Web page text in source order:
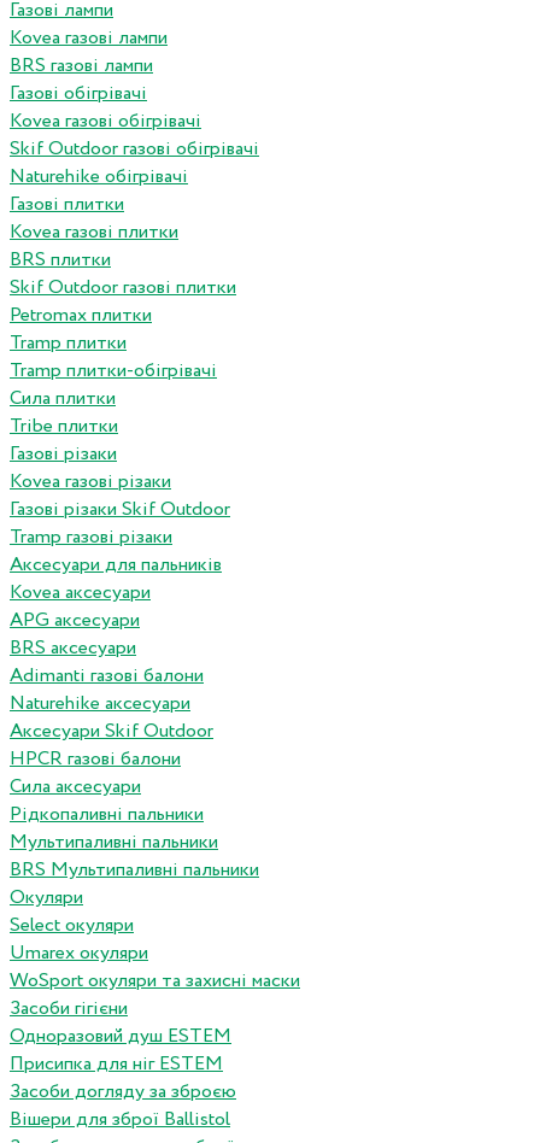
Газові лампи
Kovea газові лампи
BRS газові лампи
Газові обігрівачі
Kovea газові обігрівачі
Skif Outdoor газові обігрівачі
Naturehike обігрівачі
Газові плитки
Kovea газові плитки
BRS плитки
Skif Outdoor газові плитки
Petromax плитки
Tramp плитки
Tramp плитки-обігрівачі
Сила плитки
Tribe плитки
Газові різаки
Kovea газові різаки
Газові різаки Skif Outdoor
Tramp газові різаки
Аксесуари для пальників
Kovea аксесуари
APG аксесуари
BRS аксесуари
Adimanti газові балони
Naturehike аксесуари
Аксесуари Skif Outdoor
HPCR газові балони
Сила аксесуари
Рідкопаливні пальники
Мультипаливні пальники
BRS Мультипаливні пальники
Окуляри
Select окуляри
Umarex окуляри
WoSport окуляри та захисні маски
Засоби гігієни
Одноразовий душ ESTEM
Присипка для ніг ESTEM
Засоби догляду за зброєю
Вішери для зброї Ballistol